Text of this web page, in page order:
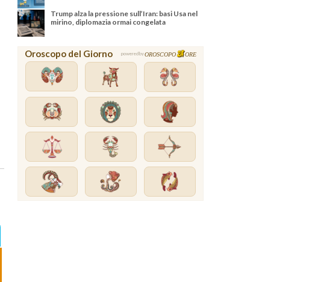
Trump alza la pressione sull’Iran: basi Usa nel
mirino, diplomazia ormai congelata
Oroscopo del Giorno powered byOROSCOPO ORE